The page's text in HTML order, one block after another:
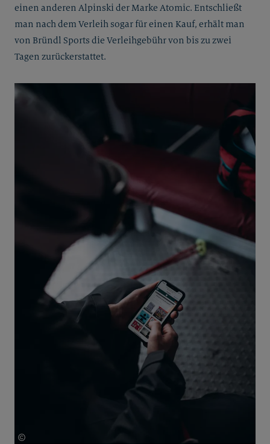
einen anderen Alpinski der Marke Atomic. Entschließt
man nach dem Verleih sogar für einen Kauf, erhält man
von Bründl Sports die Verleihgebühr von bis zu zwei
Tagen zurückerstattet.
©